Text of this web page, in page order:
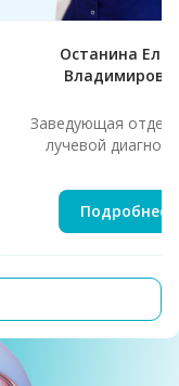
Останина
Заведующая
лучевой
Подробнее